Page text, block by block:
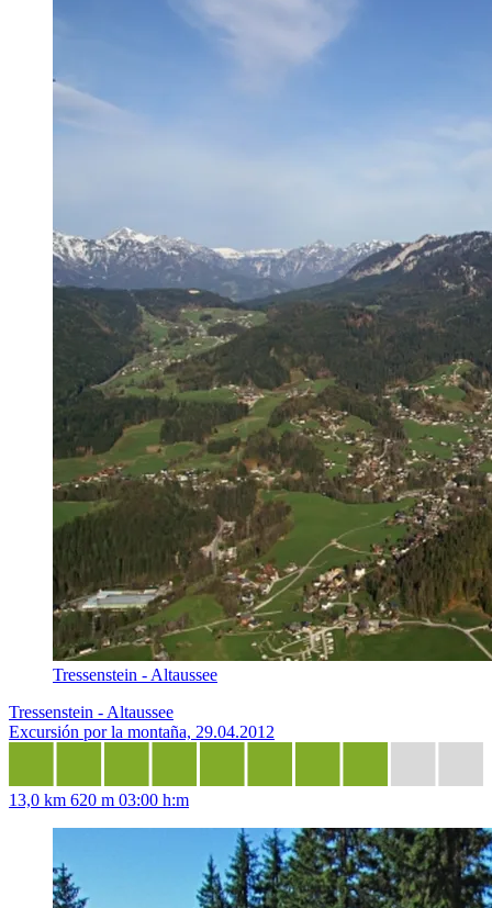
Tressenstein - Altaussee
Tressenstein - Altaussee
Excursión por la montaña, 29.04.2012
13,0 km 620 m 03:00 h:m